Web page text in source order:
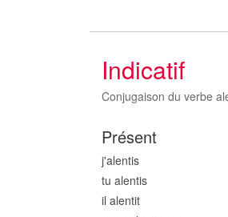
Indicatif
Conjugaison du verbe
Présent
j'alentis
tu alentis
il alentit